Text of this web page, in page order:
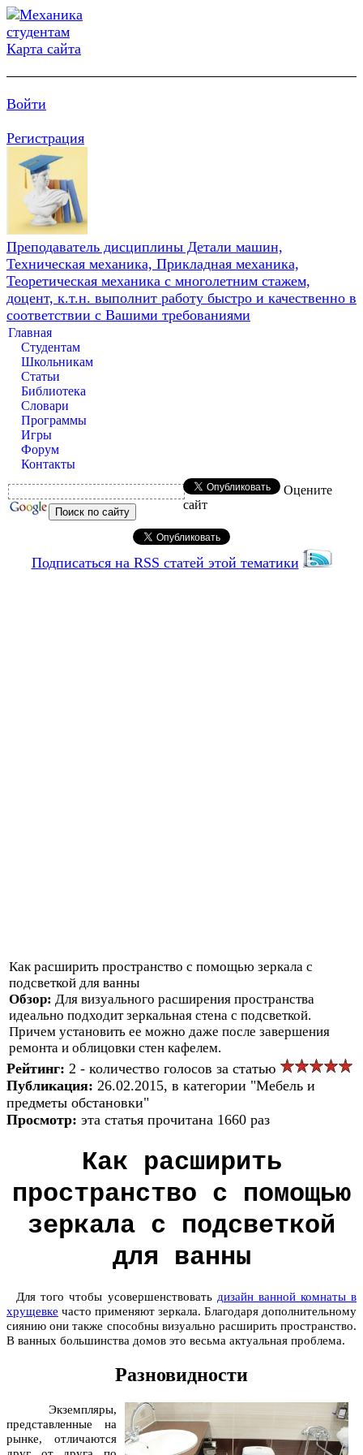
Карта сайта
Войти
Регистрация
Преподаватель дисциплины Детали машин,
Техническая механика, Прикладная механика,
Теоретическая механика с многолетним стажем,
доцент, к.т.н. выполнит работу быстро и качественно в
соответствии с Вашими требованиями
Главная
Студентам
Школьникам
Статьи
Библиотека
Словари
Программы
Игры
Форум
Контакты
Оцените
сайт
Подписаться на RSS статей этой тематики
Как расширить пространство с помощью зеркала с
подсветкой для ванны
Обзор: Для визуального расширения пространства
идеально подходит зеркальная стена с подсветкой.
Причем установить ее можно даже после завершения
ремонта и облицовки стен кафелем.
Рейтинг: 2 - количество голосов за статью
Публикация: 26.02.2015, в категории "Мебель и
предметы обстановки"
Просмотр: эта статья прочитана 1660 раз
Как расширить
пространство с помощью
зеркала с подсветкой
для ванны
Для того чтобы усовершенствовать дизайн ванной комнаты в
хрущевке часто применяют зеркала. Благодаря дополнительному
сиянию они также способны визуально расширить пространство.
В ванных большинства домов это весьма актуальная проблема.
Разновидности
Экземпляры,
представленные на
рынке, отличаются